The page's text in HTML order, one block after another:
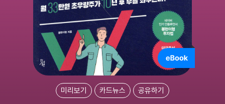
미리보기 카드뉴스 공유하기